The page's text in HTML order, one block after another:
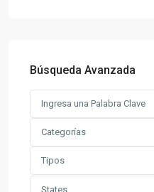
Búsqueda Avanzada
Categorías
Tipos
States